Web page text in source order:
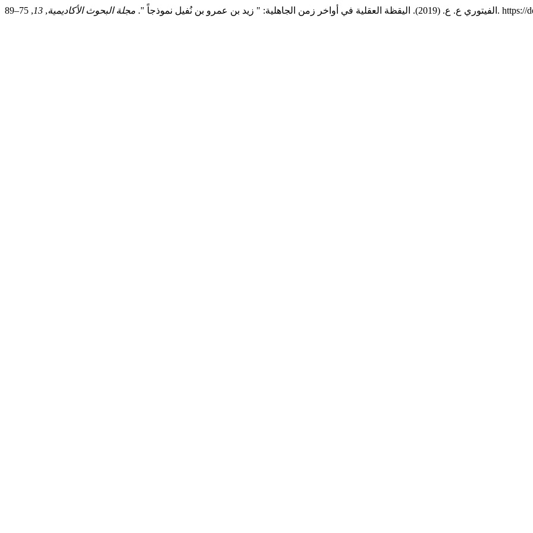
الفيتوري ع. ع. (2019). اليقظة العقلية في أواخر زمن الجاهلية: " زيد بن عمرو بن نُفيل نموذجاً ". مجلة البحوث الأكاديمية,
13 , 75–89.